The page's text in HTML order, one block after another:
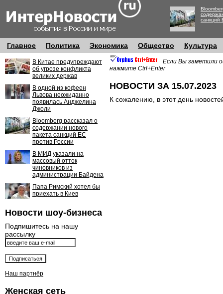
санкций
Главное Политика Экономика Общество Культура
В Китае предупреждают
об угрозе конфликта
великих держав
В одной из кофеен
Львова неожиданно
появилась Анджелина
Джоли
Bloomberg рассказал о
содержании нового
пакета санкций ЕС
против России
В МИД указали на
массовый отток
чиновников из
администрации Байдена
Папа Римский хотел бы
приехать в Киев
Новости шоу-бизнеса
Подпишитесь на нашу
рассылку
Наш партнёр
Женская сеть
Если Вы заметили
нажмите Ctrl+Enter
НОВОСТИ ЗА 15.07.2023
К сожалению, в этот день